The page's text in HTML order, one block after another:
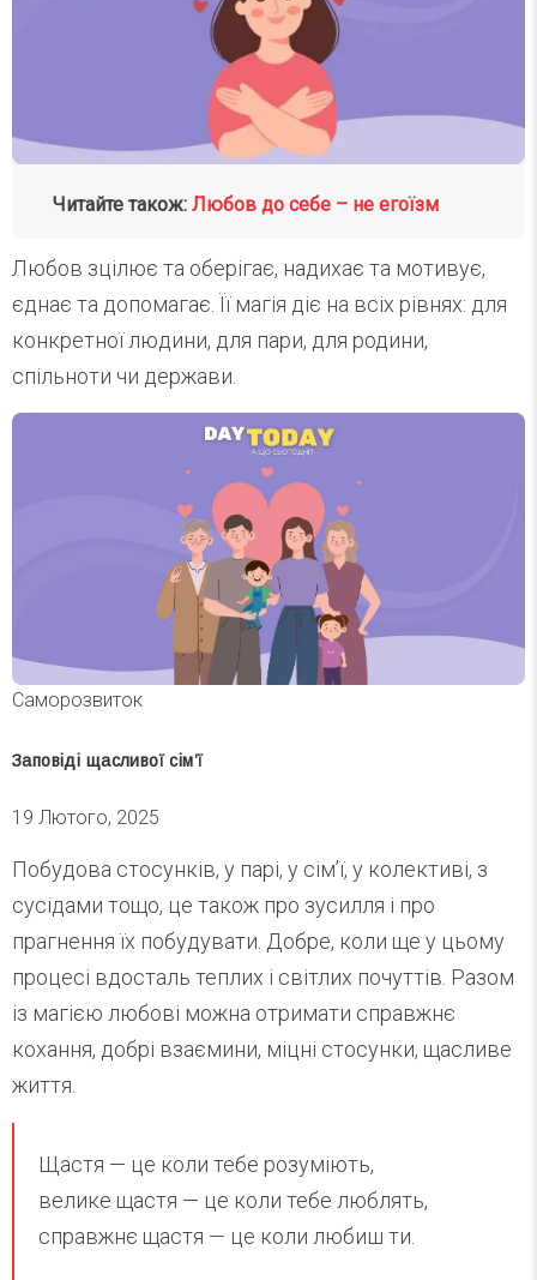
Читайте також:Любов до себе – не егоїзм
Любов зцілює та оберігає, надихає та мотивує,
єднає та допомагає. Її магія діє на всіх рівнях: для
конкретної людини, для пари, для родини,
спільноти чи держави.
Саморозвиток
Заповіді щасливої сім’ї
19 Лютого, 2025
Побудова стосунків, у парі, у сім’ї, у колективі, з
сусідами тощо, це також про зусилля і про
прагнення їх побудувати. Добре, коли ще у цьому
процесі вдосталь теплих і світлих почуттів. Разом
із магією любові можна отримати справжнє
кохання, добрі взаємини, міцні стосунки, щасливе
життя.
Щастя — це коли тебе розуміють,
велике щастя — це коли тебе люблять,
справжнє щастя — це коли любиш ти.